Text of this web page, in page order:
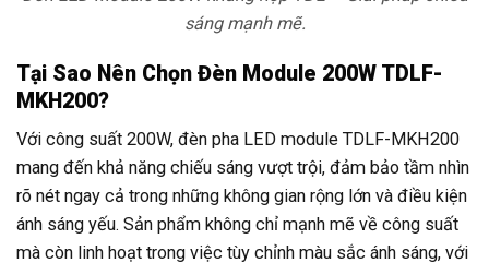
sáng mạnh mẽ.
Tại Sao Nên Chọn Đèn Module 200W TDLF-
MKH200?
Với công suất 200W, đèn pha LED module TDLF-MKH200
mang đến khả năng chiếu sáng vượt trội, đảm bảo tầm nhìn
rõ nét ngay cả trong những không gian rộng lớn và điều kiện
ánh sáng yếu. Sản phẩm không chỉ mạnh mẽ về công suất
mà còn linh hoạt trong việc tùy chỉnh màu sắc ánh sáng, với